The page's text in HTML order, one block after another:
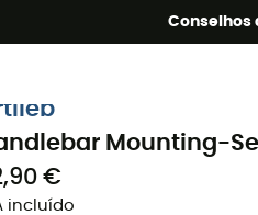
Conselhos
Mounting-
€
incluído